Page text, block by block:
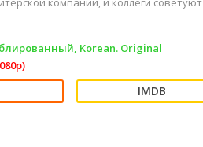
Korean. Original